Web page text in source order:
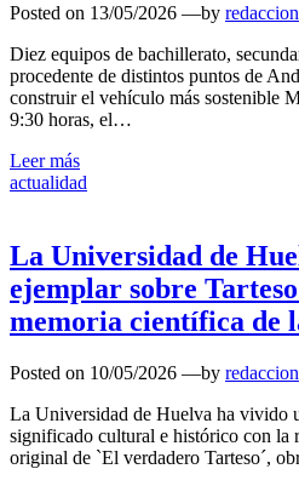
Posted on 13/05/2026 —by redaccion
Diez equipos de bachillerato,
procedente de distintos puntos de
construir el vehículo más sostenible
9:30 horas, el…
Leer más
actualidad
La Universidad de
ejemplar sobre
memoria científica de
Posted on 10/05/2026 —by redaccion
La Universidad de Huelva ha vivido
significado cultural e histórico con la
original de `El verdadero Tarteso´,